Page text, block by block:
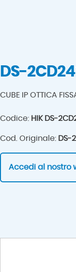
DS-
CUBE IP OTTICA
Codice: HIK DS-
Cod. Originale: DS-
Accedi al nostro